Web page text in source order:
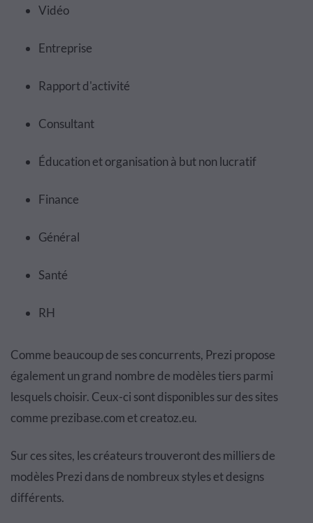
Vidéo
Entreprise
Rapport d'activité
Consultant
Éducation et organisation à but non lucratif
Finance
Général
Santé
RH
Comme beaucoup de ses concurrents, Prezi propose
également un grand nombre de modèles tiers parmi
lesquels choisir. Ceux-ci sont disponibles sur des sites
comme prezibase.com et creatoz.eu.
Sur ces sites, les créateurs trouveront des milliers de
modèles Prezi dans de nombreux styles et designs
différents.